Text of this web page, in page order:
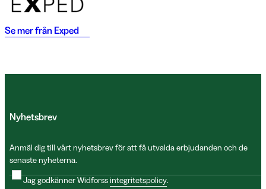
Se mer från Exped
Nyhetsbrev
Anmäl dig till vårt nyhetsbrev för att få utvalda erbjudanden och de
senaste nyheterna.
Jag godkänner Widforssintegritetspolicy.